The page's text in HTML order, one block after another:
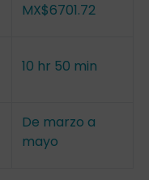
MX$6701.72
10 hr 50 min
De marzo a
mayo